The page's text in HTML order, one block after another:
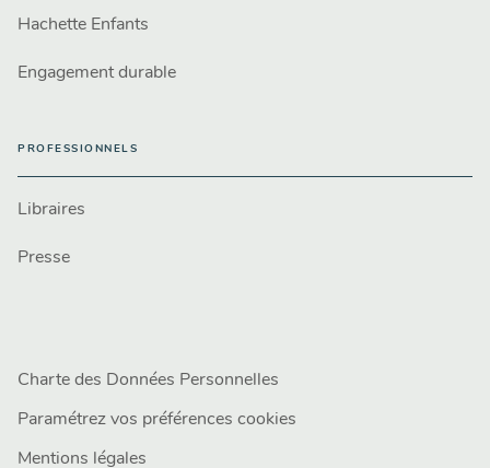
Hachette Enfants
Engagement durable
PROFESSIONNELS
Libraires
Presse
Charte des Données Personnelles
Paramétrez vos préférences cookies
Mentions légales